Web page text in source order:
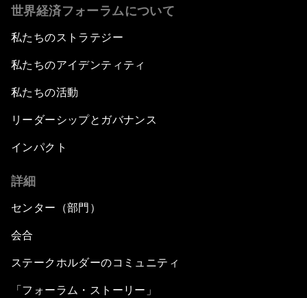
世界経済フォーラムについて
私たちのストラテジー
私たちのアイデンティティ
私たちの活動
リーダーシップとガバナンス
インパクト
詳細
センター（部門）
会合
ステークホルダーのコミュニティ
「フォーラム・ストーリー」